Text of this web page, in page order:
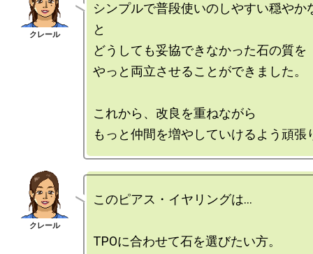
シンプルで普段使いのしやすい穏やか
と
どうしても妥協できなかった石の質を
やっと両立させることができました。
これから、改良を重ねながら
このピアス・イヤリングは…
TPOに合わせて石を選びたい方。